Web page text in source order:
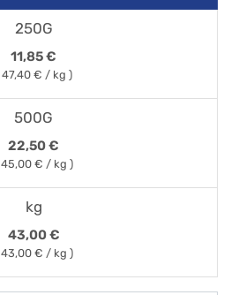
250G
11,85€
47,40€ / kg )
500G
22,50€
45,00€ / kg )
kg
43,00€
43,00€ / kg )